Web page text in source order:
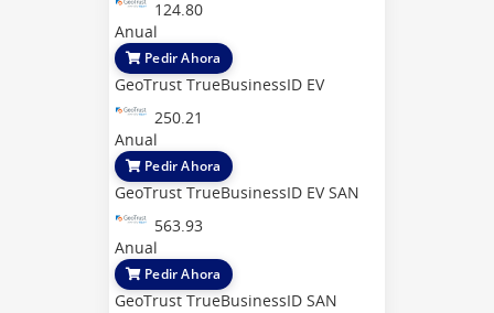
124.80
Anual
Pedir Ahora
GeoTrust TrueBusinessID EV
250.21
Anual
Pedir Ahora
GeoTrust TrueBusinessID EV SAN
563.93
Anual
Pedir Ahora
GeoTrust TrueBusinessID SAN